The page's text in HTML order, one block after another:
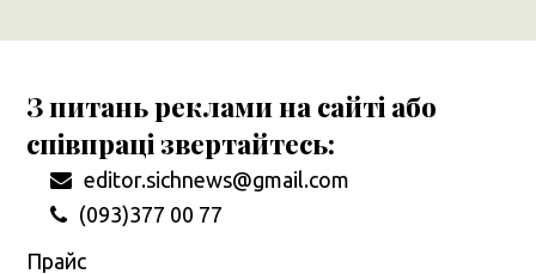
З питань реклами на сайті або
співпраці звертайтесь:
editor.sichnews@gmail.com
(093)377 00 77
Прайс